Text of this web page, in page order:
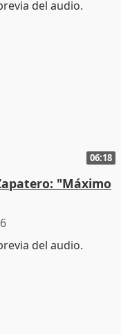
06:18
"Máximo